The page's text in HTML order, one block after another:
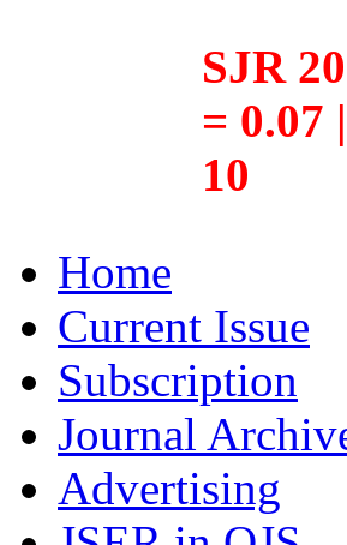
SJR
= 0.07
10
Home
Current Issue
Subscription
Journal
Advertising